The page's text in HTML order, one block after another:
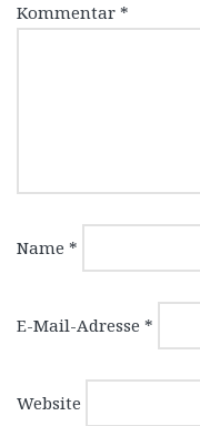
Kommentar *
Name *
E-Mail-Adresse *
Website